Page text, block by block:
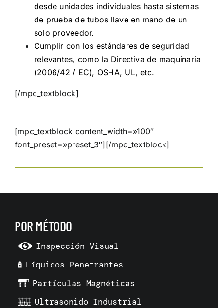
desde unidades individuales hasta sistemas
de prueba de tubos llave en mano de un
solo proveedor.
Cumplir con los estándares de seguridad
relevantes, como la Directiva de maquinaria
(2006/42 / EC), OSHA, UL, etc.
[/mpc_textblock]
[mpc_textblock content_width=»100″
font_preset=»preset_3″][/mpc_textblock]
POR MÉTODO
Inspección Visual
Líquidos Penetrantes
Partículas Magnéticas
Ultrasonido Industrial